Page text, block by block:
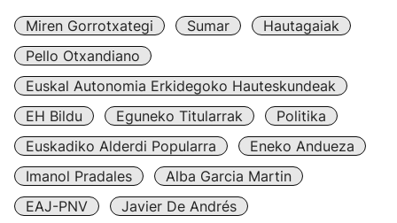
Miren Gorrotxategi Sumar
Hautagaiak
Pello Otxandiano
Euskal Autonomia Erkidegoko Hauteskundeak
EH Bildu
Eguneko Titularrak
Politika
Euskadiko Alderdi Popularra
Eneko Andueza
Imanol Pradales
Alba Garcia Martin
EAJ-PNV
Javier De Andrés